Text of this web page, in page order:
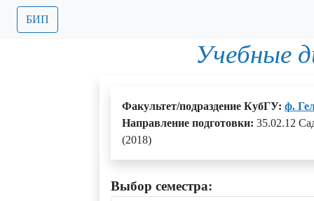
БИП
Учебные
Факультет/подраздение КубГУ: ф.
Направление подготовки: 35.02.12
(2018)
Выбор семестра: